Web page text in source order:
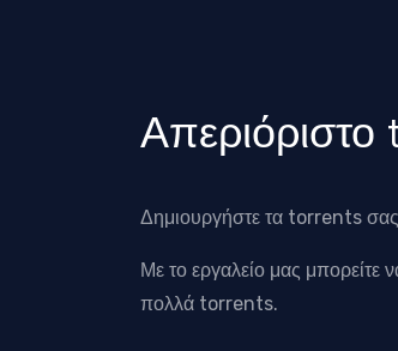
Δημιουργήστε τα torrents σας
Με το εργαλείο μας μπορείτε
πολλά torrents.